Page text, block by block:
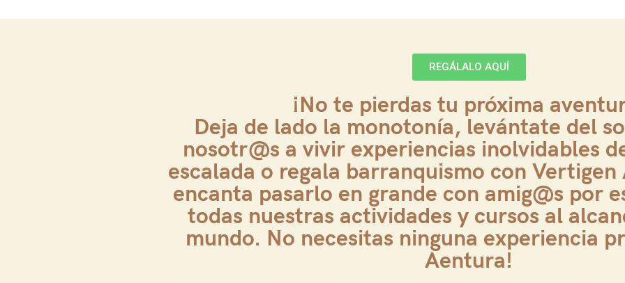
REGÁLALO AQUÍ
¡No te pierdas tu próxima
Deja de lado la monotonía, levántate del
nosotr@s a vivir experiencias inolvidables
escalada o regala barranquismo con Vertigen
encanta pasarlo en grande con amig@s por
todas nuestras actividades y cursos al
mundo. No necesitas ninguna experiencia
Aentura!